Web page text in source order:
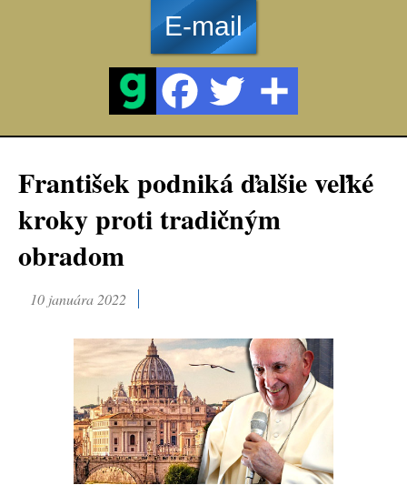
E-mail
František podniká ďalšie veľké
kroky proti tradičným
obradom
10 januára 2022